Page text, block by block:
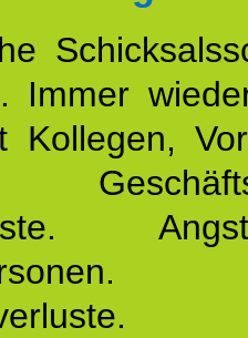
Immer
Kollegen,